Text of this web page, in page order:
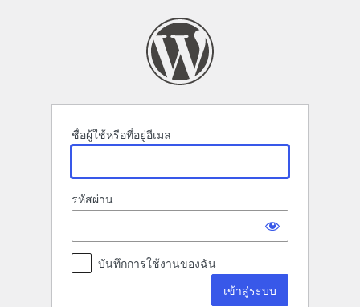
ชื่อผู้ใช้หรือที่อยู่อีเมล
รหัสผ่าน
บันทึกการใช้งานของฉัน